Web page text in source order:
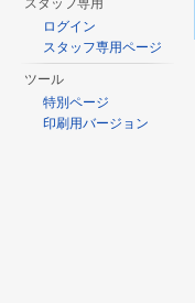
スタッフ専用
ログイン
スタッフ専用ページ
ツール
特別ページ
印刷用バージョン